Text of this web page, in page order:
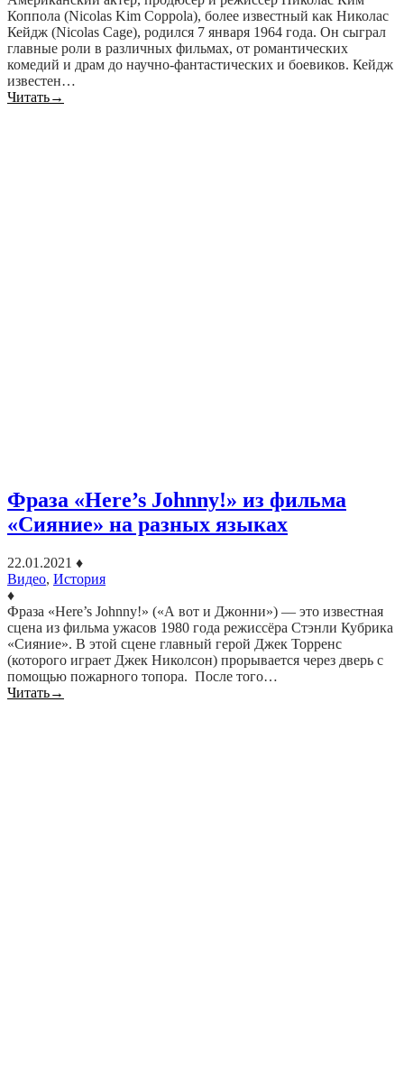
Коппола (Nicolas Kim Coppola), более известный как Николас
Кейдж (Nicolas Cage), родился 7 января 1964 года. Он сыграл
главные роли в различных фильмах, от романтических
комедий и драм до научно-фантастических и боевиков. Кейдж
известен…
Читать→
Фраза «Here’s Johnny!» из фильма
«Сияние» на разных языках
22.01.2021 ♦
Видео, История
♦
Фраза «Here’s Johnny!» («А вот и Джонни») — это известная
сцена из фильма ужасов 1980 года режиссёра Стэнли Кубрика
«Сияние». В этой сцене главный герой Джек Торренс
(которого играет Джек Николсон) прорывается через дверь с
помощью пожарного топора. После того…
Читать→